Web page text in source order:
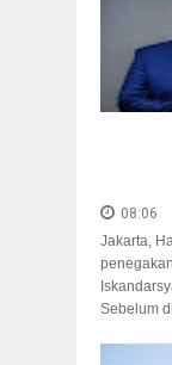
08:06
Jakarta,
Sebelum